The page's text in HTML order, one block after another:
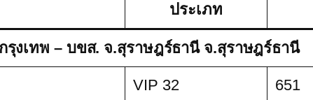
ประเภท
งเทพ – บขส. จ.สุราษฎร์ธานี จ.สุราษฎร์ธานี
VIP 32 651